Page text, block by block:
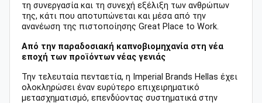
τη συνεργασία και τη συνεχή εξέλιξη των ανθρώπων
της, κάτι που αποτυπώνεται και μέσα από την
ανανέωση της πιστοποίησης Great Place to Work.
Από την παραδοσιακή καπνοβιομηχανία στη νέα
εποχή των προϊόντων νέας γενιάς
Την τελευταία πενταετία, η Imperial Brands Hellas έχει
ολοκληρώσει έναν ευρύτερο επιχειρηματικό
μετασχηματισμό, επενδύοντας συστηματικά στην